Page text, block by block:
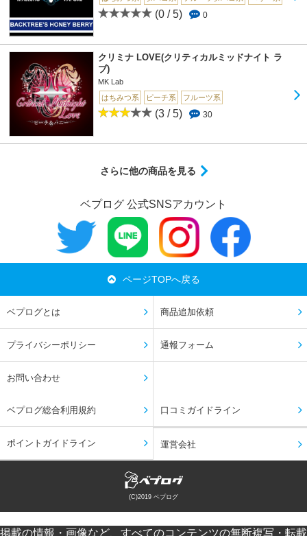
(0 / 5) 0
クリミナ LOVE(クリティカルミッドナイト ラ
ブ)
MK Lab
はちみつ系
ピーチ系 フルーツ系
(3 / 5) 30
さらに他の商品を見る
ベプログ 公式SNSアカウント
ページTOPへ戻る
ベプログとは 商品追加依頼
プライバシーポリシー 通報フォーム
お問い合わせ
ベプログ総合利用規約 口コミガイドライン
ポイントガイドライン 運営会社
(C)2019 ベプログ
掲載の情報・画像など、すべてのコンテンツの無断複写・転載